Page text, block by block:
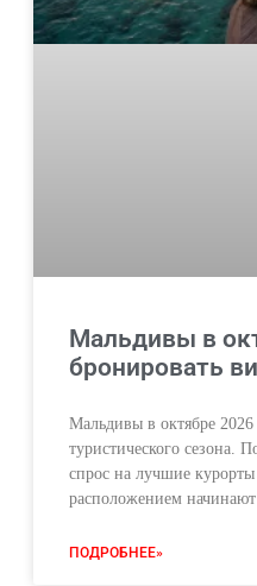
Мальдивы в
бронировать
Мальдивы в октябре
туристического сезона.
спрос на лучшие
расположением начинают
ПОДРОБНЕЕ»